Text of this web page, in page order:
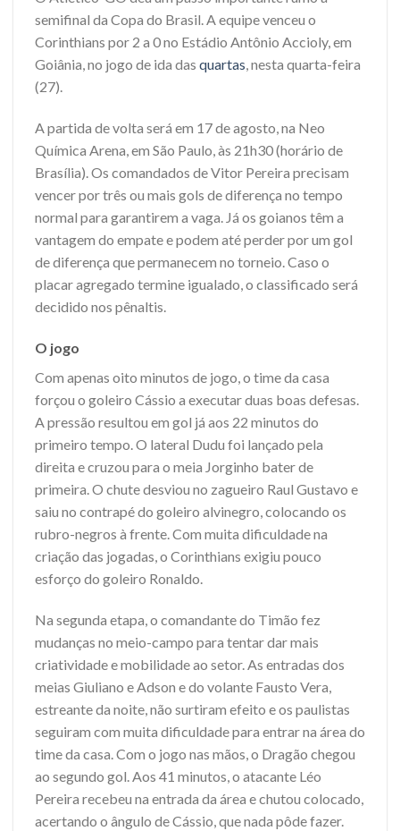
semifinal da Copa do Brasil. A equipe venceu o
Corinthians por 2 a 0 no Estádio Antônio Accioly, em
Goiânia, no jogo de ida das quartas, nesta quarta-feira
(27).
A partida de volta será em 17 de agosto, na Neo
Química Arena, em São Paulo, às 21h30 (horário de
Brasília). Os comandados de Vitor Pereira precisam
vencer por três ou mais gols de diferença no tempo
normal para garantirem a vaga. Já os goianos têm a
vantagem do empate e podem até perder por um gol
de diferença que permanecem no torneio. Caso o
placar agregado termine igualado, o classificado será
decidido nos pênaltis.
O jogo
Com apenas oito minutos de jogo, o time da casa
forçou o goleiro Cássio a executar duas boas defesas.
A pressão resultou em gol já aos 22 minutos do
primeiro tempo. O lateral Dudu foi lançado pela
direita e cruzou para o meia Jorginho bater de
primeira. O chute desviou no zagueiro Raul Gustavo e
saiu no contrapé do goleiro alvinegro, colocando os
rubro-negros à frente. Com muita dificuldade na
criação das jogadas, o Corinthians exigiu pouco
esforço do goleiro Ronaldo.
Na segunda etapa, o comandante do Timão fez
mudanças no meio-campo para tentar dar mais
criatividade e mobilidade ao setor. As entradas dos
meias Giuliano e Adson e do volante Fausto Vera,
estreante da noite, não surtiram efeito e os paulistas
seguiram com muita dificuldade para entrar na área do
time da casa. Com o jogo nas mãos, o Dragão chegou
ao segundo gol. Aos 41 minutos, o atacante Léo
Pereira recebeu na entrada da área e chutou colocado,
acertando o ângulo de Cássio, que nada pôde fazer.